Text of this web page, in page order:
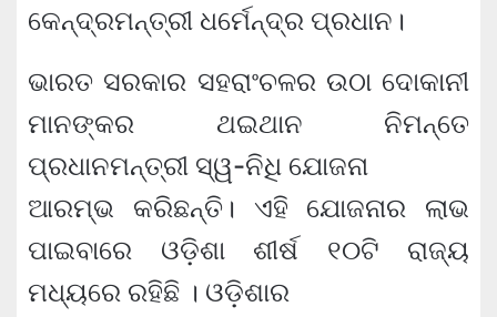
କେନ୍ଦ୍ରମନ୍ତ୍ରୀ ଧର୍ମେନ୍ଦ୍ର ପ୍ରଧାନ।
ଭାରତ ସରକାର ସହରାଂଚଳର ଉଠା ଦୋକାନୀ
ମାନଙ୍କର ଥଇଥାନ ନିମନ୍ତେ
ପ୍ରଧାନମନ୍ତ୍ରୀ ସ୍ୱ-ନିଧି ଯୋଜନା
ଆରମ୍ଭ କରିଛନ୍ତି। ଏହି ଯୋଜନାର ଲାଭ
ପାଇବାରେ ଓଡ଼ିଶା ଶୀର୍ଷ ୧୦ଟି ରାଜ୍ୟ
ମଧ୍ୟରେ ରହିଛି । ଓଡ଼ିଶାର